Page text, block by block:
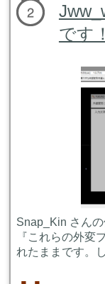
です！
Snap_Kin さん
『これらの外変
れたままです。